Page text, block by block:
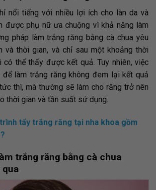
nổi tiếng với nhiều lợi ích cho làn da và
được phụ nữ ưa chuộng vì khả năng làm
pháp làm trắng răng bằng cà chua yêu
và thời gian, và chỉ sau một khoảng thời
có thể thấy được kết quả. Tuy nhiên, việc
để làm trắng răng không đem lại kết quả
thì, mà thường sẽ làm cho răng trở nên
thời gian và tần suất sử dụng.
tẩy trắng răng tại nha khoa gồm
trắng răng bằng cà chua
qua